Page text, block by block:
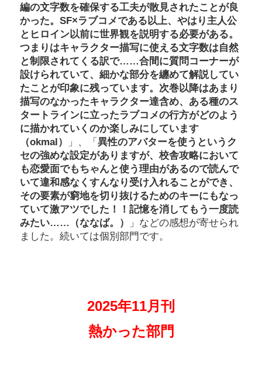
編の文字数を確保する工夫が散見されたことが良
かった。SF×ラブコメである以上、やはり主人公
とヒロイン以前に世界観を説明する必要がある。
つまりはキャラクター描写に使える文字数は自然
と制限されてくる訳で……合間に質問コーナーが
設けられていて、細かな部分を纏めて解説してい
たことが印象に残っています。次巻以降はあまり
描写のなかったキャラクター達含め、ある種のス
タートラインに立ったラブコメの行方がどのよう
に描かれていくのか楽しみにしています
（okmal）
」、「 異性のアバターを使うというク
セの強めな設定がありますが、校舎攻略において
も恋愛面でもちゃんと使う理由があるので読んで
いて違和感なくすんなり受け入れることができ、
その要素が窮地を切り抜けるためのキーにもなっ
ていて激アツでした！！記憶を消してもう一度読
みたい……（ななば。）
」などの感想が寄せられ
ました。続いては個別部門です。
2025年11月刊
熱かった部門